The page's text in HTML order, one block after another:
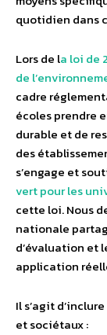
quotidien dans
Lors de la loi de
de
cadre
écoles prendre
durable et de
des
s’engage et
vert pour les
cette loi. Nous
nationale
d’évaluation et
application
Il s’agit
et sociétaux :